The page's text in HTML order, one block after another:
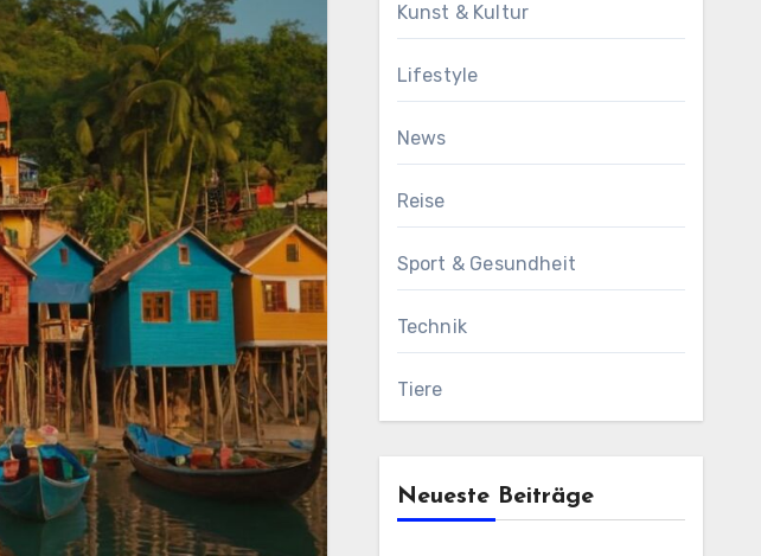
Kunst & Kultur
Lifestyle
News
Reise
Sport & Gesundheit
Technik
Tiere
Neueste Beiträge